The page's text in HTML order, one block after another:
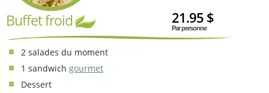
Buffet froid 21.95 $
Par personne
2 salades du moment
1 sandwich gourmet
Dessert